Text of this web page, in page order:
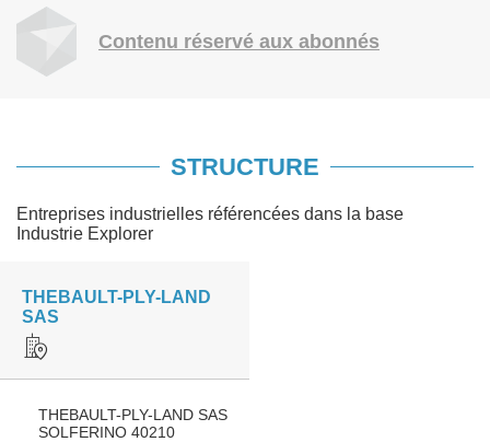
Contenu réservé aux abonnés
STRUCTURE
Entreprises industrielles référencées dans la base
Industrie Explorer
THEBAULT-PLY-LAND
SAS
THEBAULT-PLY-LAND SAS
SOLFERINO 40210